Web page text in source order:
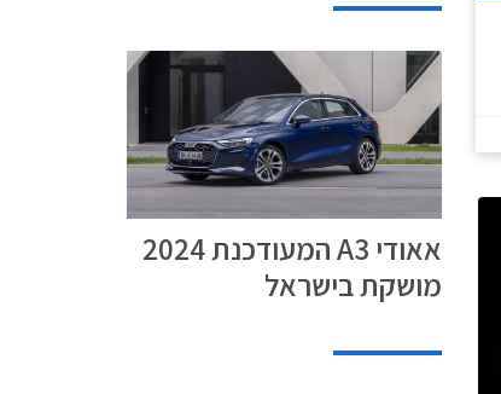
אאודי A3 המעודכנת 2024
מושקת בישראל